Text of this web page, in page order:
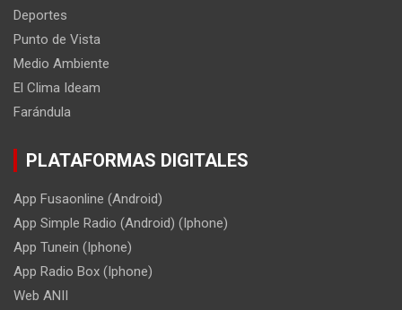
Deportes
Punto de Vista
Medio Ambiente
El Clima Ideam
Farándula
PLATAFORMAS DIGITALES
App Fusaonline (Android)
App Simple Radio (Android) (Iphone)
App Tunein (Iphone)
App Radio Box (Iphone)
Web ANII